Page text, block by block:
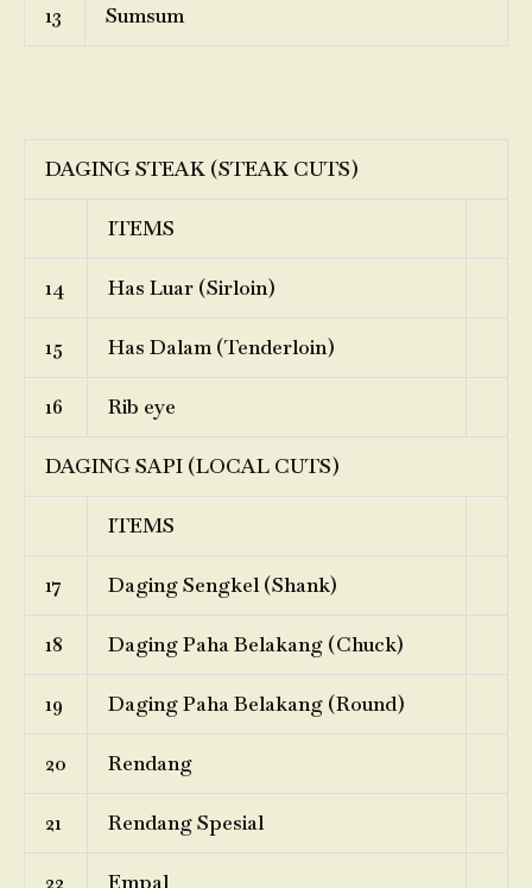
13 Sumsum
DAGING STEAK (STEAK CUTS)
ITEMS
14 Has Luar (Sirloin)
15 Has Dalam (Tenderloin)
16 Rib eye
DAGING SAPI (LOCAL CUTS)
ITEMS
17 Daging Sengkel (Shank)
18 Daging Paha Belakang (Chuck)
19 Daging Paha Belakang (Round)
20 Rendang
21 Rendang Spesial
22 Empal